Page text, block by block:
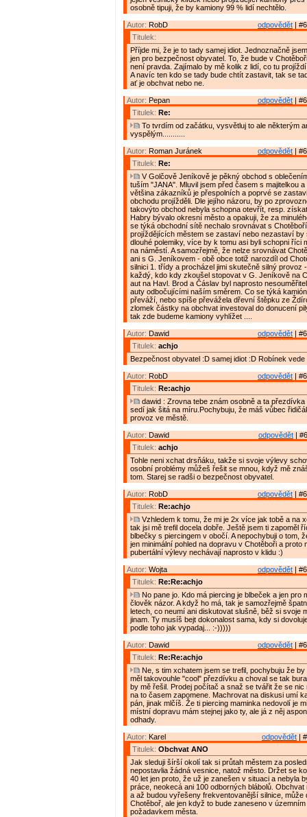
osobně tipuji, že by kamiony 99 % lidí nechtělo.
odpovědět |
Autor: RobD
Titulek:
Příjde mi, že je to tady samej idiot. Jednoznačně
jen pro bezpečnost obyvatel. To, že bude v
není pravda. Zajímalo by mě kolik z lidí, co tu
A navíc ten kdo se tady bude chtít zastavit, tak se
ať je obchvat nebo ne.
odpovědět |
Autor: Pepan
Titulek: Re:
To tvrdím od začátku, vysvětluj to ale některým
vyspělým...........
odpovědět |
Autor: Roman Juránek
Titulek: Re:
V Golčově Jeníkově je pěkný obchod s
tuším "JANA". Mluvil jsem před časem s majitelkou
většina zákazníků je přespolních a poprvé se
obchodu projížděli. Dle jejího názoru, by po
takovýto obchod nebyla schopna otevřít, resp.
Habry bývalo okresní město a opakuji, že za
se týká obchodní sítě nechalo srovnávat s
projíždějících městem se zastaví nebo nezastaví by
dlouhé polemiky, více by k tomu asi byli schopni říci
na náměstí. A samozřejmě, že nelze srovnávat
ani s G. Jeníkovem - obě obce totiž narozdíl od
silnici 1. třídy a procházel jimi skutečně silný provoz
každý, kdo kdy zkoušel stopovat v G. Jeníkově na
aut na Havl. Brod a Čáslav byl naprosto
auty odbočujícími naším směrem. Co se týká
převáží, nebo spíše převážela dřevní štěpku ze
zlomek částky na obchvat investoval do donucení
tak zde budeme kamiony vyhlížet ....
odpovědět |
Autor: Dawid
Titulek: achjo
Bezpečnost obyvatel :D samej idiot :D Robínek vede
odpovědět |
Autor: RobD
Titulek: Re:achjo
dawid : Zrovna tebe znám osobně a ta přezdívka
sedí jak šitá na míru.Pochybuju, že máš vůbec
provoz ve městě.
odpovědět |
Autor: Dawid
Titulek: achjo
Tohle neni xchat drsňáku, takže si svoje výlevy
osobní problémy můžeš řešit se mnou, když mě
tom. Starej se radši o bezpečnost obyvatel.
odpovědět |
Autor: RobD
Titulek: Re:achjo
Vzhledem k tomu, že mi je 2x více jak tobě a na
tak jsi mě trefil docela dobře. Ještě jsem ti zapoměl
blbečky s piercingem v obočí. A nepochybuji o tom,
jen minimální pohled na dopravu v Chotěboři a proto
pubertální výlevy nechávají naprosto v klidu :)
odpovědět |
Autor: Wojta
Titulek: Re:Re:achjo
No pane jo. Kdo má piercing je blbeček a jen pro
člověk názor. A když ho má, tak je samozřejmě
letech, co neumí ani diskutovat slušně, běž si svoje
jinam. Ty musíš bejt dokonalost sama, kdy si
podle toho jak vypadaj... :-)))))
odpovědět |
Autor: Dawid
Titulek: Re:Re:achjo
Ne, s tim xchatem jsem se trefil, pochybuju že by
měl takovouhle "cool" přezdívku a choval se tak
by mě řešil. Prodej počítač a snaž se tvářit že se nic
na to časem zapomene. Machrovat na diskusi umí
pán, jinak mlčíš. Že ti piercing maminka nedovolí je
místní dopravu mám stejnej jako ty, ale já z něj
odhady.
odpovědět |
Autor: Karel
Titulek: Obchvat ANO
Jak sleduji šírší okolí tak si průtah městem za
nepostavlia žádná vesnice, natož město. Držet se
40 let jen proto, že už je zanešen v situaci a nebyla
práce, neokecá ani 100 odborných blábolů.
a až budou vyřešeny frekventovanější silnice, může
Chotěboř, ale jen když to bude zaneseno v územním
požadavkem města.